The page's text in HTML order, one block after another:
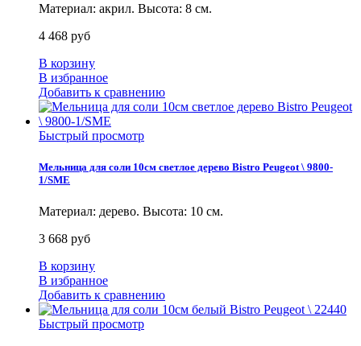
Материал: акрил. Высота: 8 см.
4 468 руб
В корзину
В избранное
Добавить к сравнению
Быстрый просмотр
Мельница для соли 10см светлое дерево Bistro Peugeot \ 9800-
1/SME
Материал: дерево. Высота: 10 см.
3 668 руб
В корзину
В избранное
Добавить к сравнению
Быстрый просмотр